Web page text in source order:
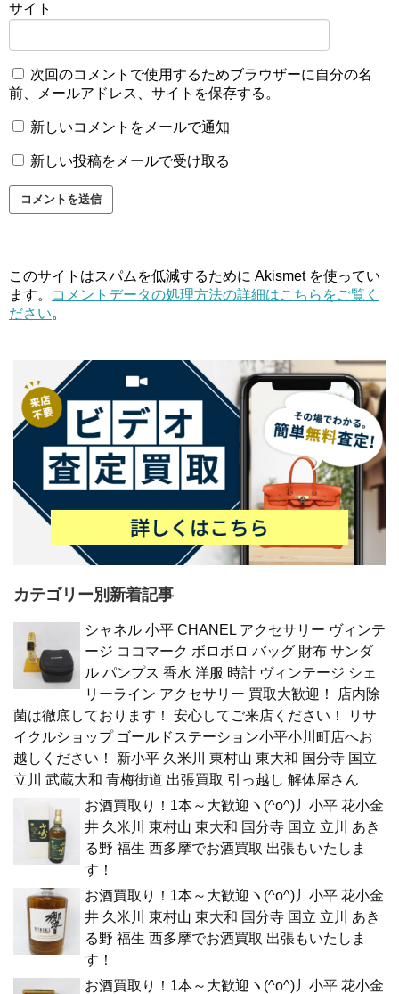
サイト
次回のコメントで使用するためブラウザーに自分の名
前、メールアドレス、サイトを保存する。
新しいコメントをメールで通知
新しい投稿をメールで受け取る
このサイトはスパムを低減するために Akismet を使ってい
ます。
コメントデータの処理方法の詳細はこちらをご覧く
ださい。
カテゴリー別新着記事
シャネル 小平 CHANEL アクセサリー ヴィンテ
ージ ココマーク ボロボロ バッグ 財布 サンダ
ル パンプス 香水 洋服 時計 ヴィンテージ シェ
リーライン アクセサリー 買取大歓迎！ 店内除
菌は徹底しております！ 安心してご来店ください！ リサ
イクルショップ ゴールドステーション小平小川町店へお
越しください！ 新小平 久米川 東村山 東大和 国分寺 国立
立川 武蔵大和 青梅街道 出張買取 引っ越し 解体屋さん
お酒買取り！1本～大歓迎ヽ(^o^)丿小平 花小金
井 久米川 東村山 東大和 国分寺 国立 立川 あき
る野 福生 西多摩でお酒買取 出張もいたしま
す！
お酒買取り！1本～大歓迎ヽ(^o^)丿小平 花小金
井 久米川 東村山 東大和 国分寺 国立 立川 あき
る野 福生 西多摩でお酒買取 出張もいたしま
す！
お酒買取り！1本～大歓迎ヽ(^o^)丿小平 花小金